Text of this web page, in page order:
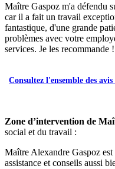
Maître Gaspoz m'a défendu
car il a fait un travail
fantastique, d'une grande
problèmes avec votre
services. Je les recommande !
Consultez l'ensemble des
Zone d’intervention de
social et du travail :
Maître Alexandre Gaspoz
assistance et conseils aussi